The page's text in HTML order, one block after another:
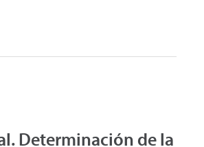
Determinación de la